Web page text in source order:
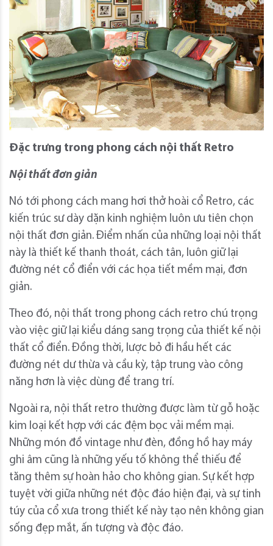
Đặc trưng trong phong cách nội thất Retro
Nội thất đơn giản
Nó tới phong cách mang hơi thở hoài cổ Retro, các
kiến trúc sư dày dặn kinh nghiệm luôn ưu tiên chọn
nội thất đơn giản. Điểm nhấn của những loại nội thất
này là thiết kế thanh thoát, cách tân, luôn giữ lại
đường nét cổ điển với các họa tiết mềm mại, đơn
giản.
Theo đó, nội thất trong phong cách retro chú trọng
vào việc giữ lại kiểu dáng sang trọng của thiết kế nội
thất cổ điển. Đồng thời, lược bỏ đi hầu hết các
đường nét dư thừa và cầu kỳ, tập trung vào công
năng hơn là việc dùng để trang trí.
Ngoài ra, nội thất retro thường được làm từ gỗ hoặc
kim loại kết hợp với các đệm bọc vải mềm mại.
Những món đồ vintage như đèn, đồng hồ hay máy
ghi âm cũng là những yếu tố không thể thiếu để
tăng thêm sự hoàn hảo cho không gian. Sự kết hợp
tuyệt vời giữa những nét độc đáo hiện đại, và sự tinh
túy của cổ xưa trong thiết kế này tạo nên không gian
sống đẹp mắt, ấn tượng và độc đáo.